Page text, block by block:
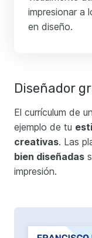
impresionar a
en diseño.
Diseñador
El currículum de
ejemplo de tu
creativas. Las
bien diseñadas
impresión.